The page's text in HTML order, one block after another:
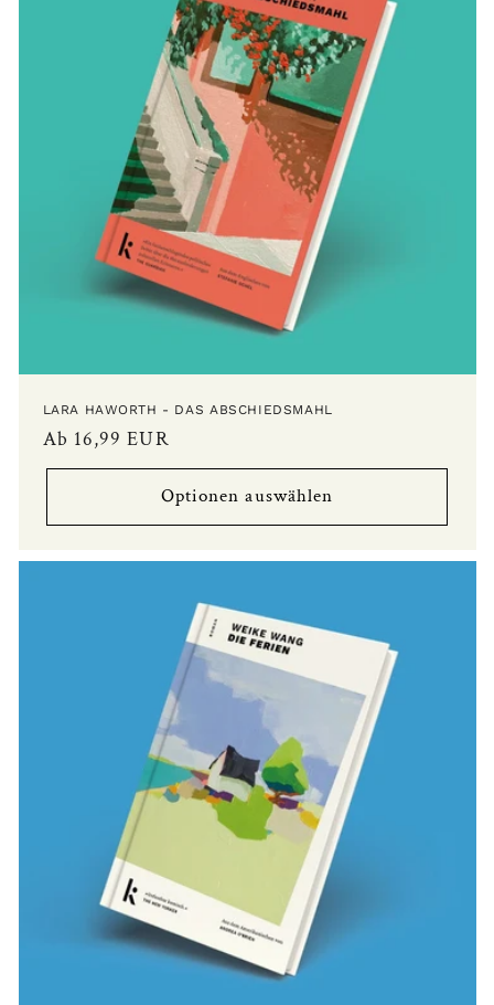
LARA HAWORTH - DAS ABSCHIEDSMAHL
Normaler
Preis
Ab 16,99 EUR
Optionen auswählen